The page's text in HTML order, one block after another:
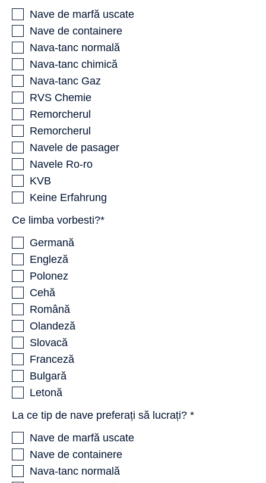
Nave de marfă uscate
Nave de containere
Nava-tanc normală
Nava-tanc chimică
Nava-tanc Gaz
RVS Chemie
Remorcherul
Remorcherul
Navele de pasager
Navele Ro-ro
KVB
Keine Erfahrung
Ce limba vorbesti?*
Germană
Engleză
Polonez
Cehă
Română
Olandeză
Slovacă
Franceză
Bulgară
Letonă
La ce tip de nave preferați să lucrați? *
Nave de marfă uscate
Nave de containere
Nava-tanc normală